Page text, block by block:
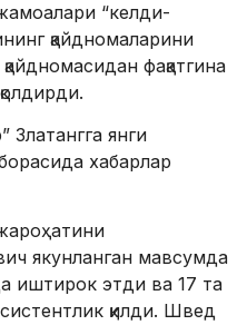
“келди-
қайдномаларини
фақатгина
Златангга янги
хабарлар
якунланган мавсумда
иштирок этди ва 17 та
қилди. Швед